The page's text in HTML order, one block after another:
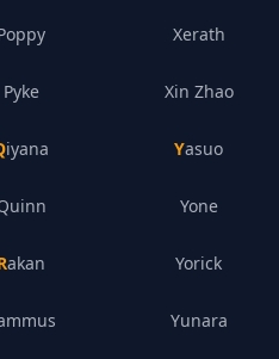
Pyke
Qiyana
Rakan
Xerath
Xin Zhao
Yasuo
Yone
Yorick
Yunara